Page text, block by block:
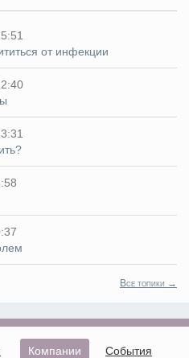
от инфекции
Все топики →
Компании События